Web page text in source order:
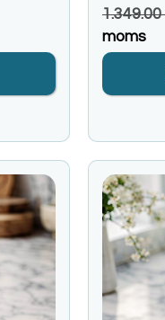
1.349.00
moms